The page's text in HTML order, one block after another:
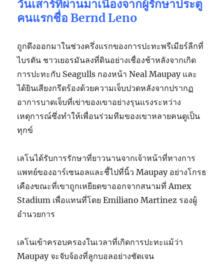
วันเสาร์ที่ผ่านมาเนื่องจากผู้รักษาประตู
คนแรกชื่อ Bernd Leno
ถูกดึงออกมาในช่วงครึ่งแรกของการปะทะพรีเมียร์ลีกที่
ไบรตัน ชาวเยอรมันลงที่ดินอย่างเชื่องช้าหลังจากเกิด
การปะทะกับ Seagulls กองหน้า Neal Maupay และ
ได้ยินเสียงกรีดร้องด้วยความเจ็บปวดหลังจากปรากฏ
อาการบาดเจ็บที่เข่าของเขาอย่างรุนแรงระหว่าง
เหตุการณ์ซึ่งทำให้เพื่อนร่วมทีมของเขาหลายคนดูเป็น
ทุกข์
เลโนได้รับการรักษาที่ยาวนานจากเจ้าหน้าที่ทางการ
แพทย์ของอาร์เซนอลและชี้ไปที่นิ้ว Maupay อย่างโกรธ
เคืองขณะที่เขาถูกเหยียดขาออกจากสนามที่ Amex
Stadium เพื่อแทนที่โดย Emiliano Martinez รองผู้
อำนวยการ
เลโนเข้าครอบครองในเวลาที่เกิดการปะทะแม้ว่า
Maupay จะจับจ้องที่ลูกบอลอย่างชัดเจน